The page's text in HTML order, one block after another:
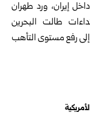
إيران، ورد طهران
طالت البحرين
رفع مستوى ‏التأهب